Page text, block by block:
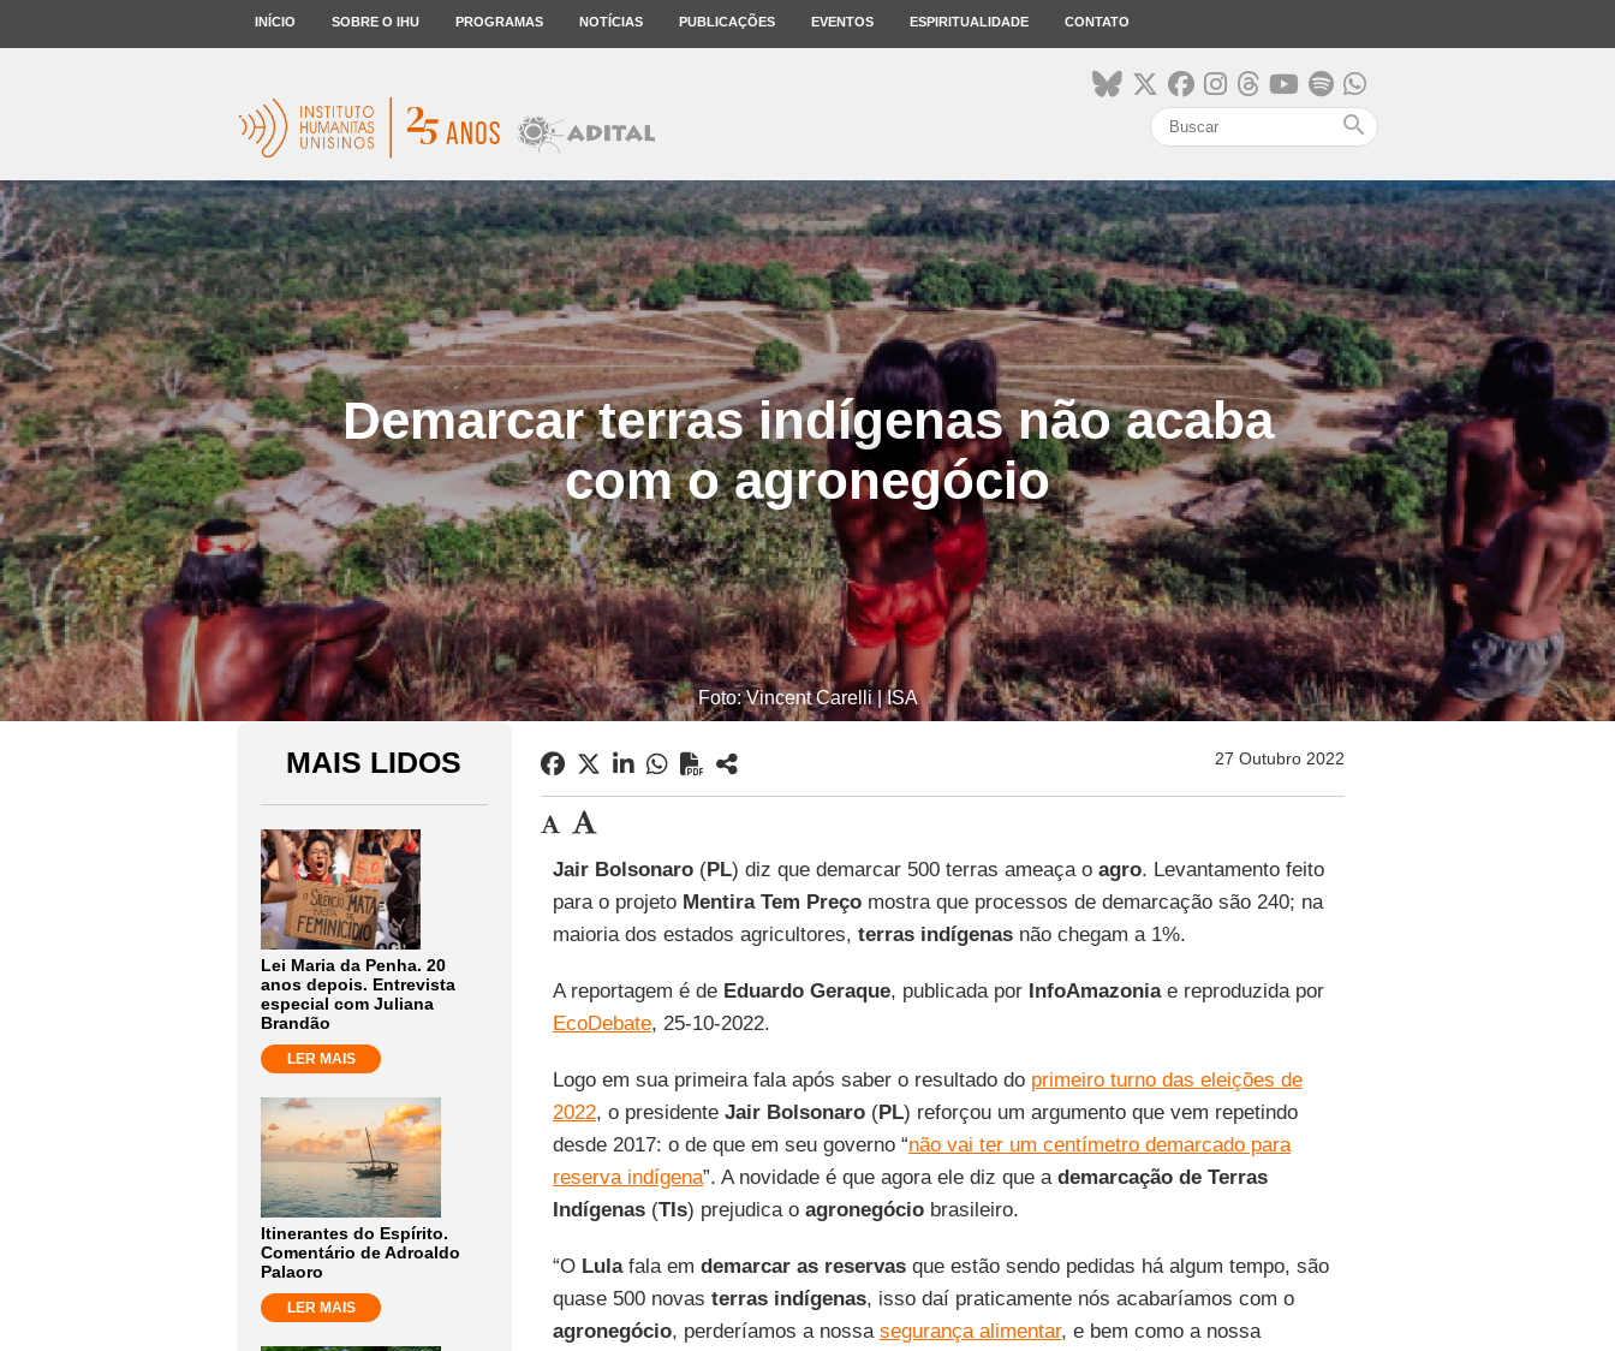
INÍCIO SOBRE O IHU PROGRAMAS NOTÍCIAS PUBLICAÇÕES EVENTOS ESPIRITUALIDADE CONTATO
search
Demarcar terras indígenas não acaba
com o agronegócio
Foto: Vincent Carelli | ISA
MAIS LIDOS
Lei Maria da Penha. 20
anos depois. Entrevista
especial com Juliana
Brandão
LER MAIS
Itinerantes do Espírito.
Comentário de Adroaldo
Palaoro
LER MAIS
27 Outubro 2022
Jair Bolsonaro(PL) diz que demarcar 500 terras ameaça o agro. Levantamento feito
para o projeto Mentira Tem Preçomostra que processos de demarcação são 240; na
maioria dos estados agricultores, terras indígenasnão chegam a 1%.
A reportagem é de Eduardo Geraque, publicada por InfoAmazoniae reproduzida por
EcoDebate, 25-10-2022.
Logo em sua primeira fala após saber o resultado do primeiro turno das eleições de
2022, o presidente Jair Bolsonaro(PL) reforçou um argumento que vem repetindo
desde 2017: o de que em seu governo “não vai ter um centímetro demarcado para
reserva indígena”. A novidade é que agora ele diz que a demarcação de Terras
Indígenas(TIs) prejudica o agronegóciobrasileiro.
“O Lulafala em demarcar as reservasque estão sendo pedidas há algum tempo, são
quase 500 novas terras indígenas, isso daí praticamente nós acabaríamos com o
agronegócio, perderíamos a nossa segurança alimentar, e bem como a nossa